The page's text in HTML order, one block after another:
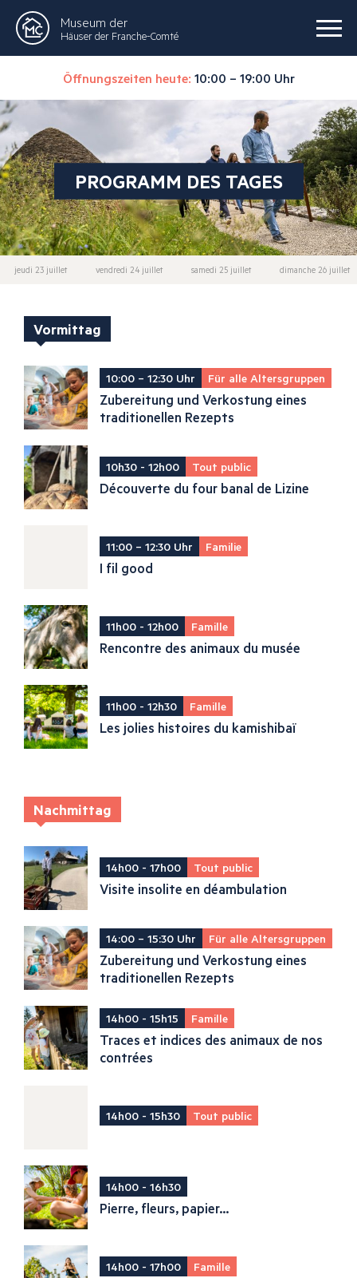
Museum der
Häuser der Franche-Comté
Öffnungszeiten heute: 10:00 – 19:00 Uhr
PROGRAMM DES TAGES
jeudi 23 juillet vendredi 24 juillet samedi 25 juillet dimanche 26 juillet
Vormittag
10:00 – 12:30 Uhr Für alle Altersgruppen
Zubereitung und Verkostung eines
traditionellen Rezepts
10h30 - 12h00 Tout public
Découverte du four banal de Lizine
11:00 – 12:30 Uhr Familie
I fil good
11h00 - 12h00 Famille
Rencontre des animaux du musée
11h00 - 12h30 Famille
Les jolies histoires du kamishibaï
Nachmittag
14h00 - 17h00 Tout public
Visite insolite en déambulation
14:00 – 15:30 Uhr Für alle Altersgruppen
Zubereitung und Verkostung eines
traditionellen Rezepts
14h00 - 15h15 Famille
Traces et indices des animaux de nos
contrées
14h00 - 15h30 Tout public
14h00 - 16h30
Pierre, fleurs, papier...
14h00 - 17h00 Famille